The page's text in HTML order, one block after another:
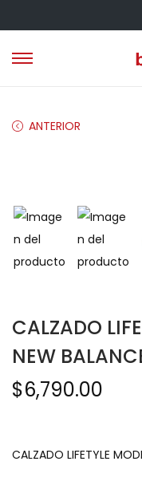
ANTERIOR
CALZADO
NEW
$6,790.00
CALZADO LIFETYLE